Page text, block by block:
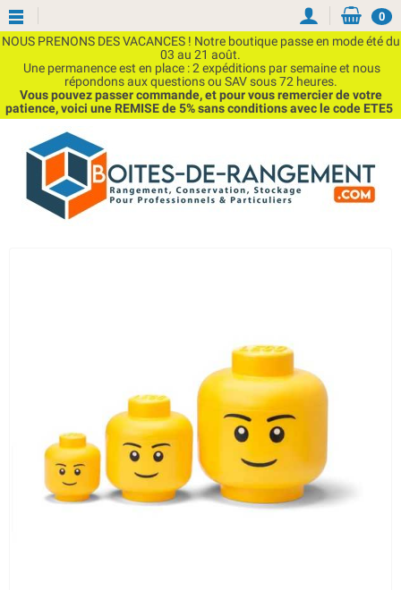
NOUS PRENONS DES VACANCES ! Notre boutique passe en mode été du
03 au 21 août.
Une permanence est en place : 2 expéditions par semaine et nous
répondons aux questions ou SAV sous 72 heures.
Vous pouvez passer commande, et pour vous remercier de votre
patience, voici une REMISE de 5% sans conditions avec le code ETE5
0